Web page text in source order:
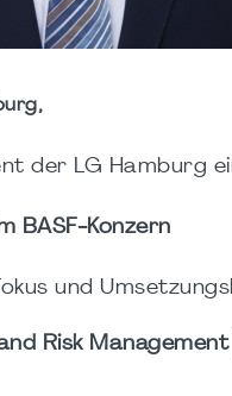
der LG Hamburg
BASF‑Konzern
und
Risk Management